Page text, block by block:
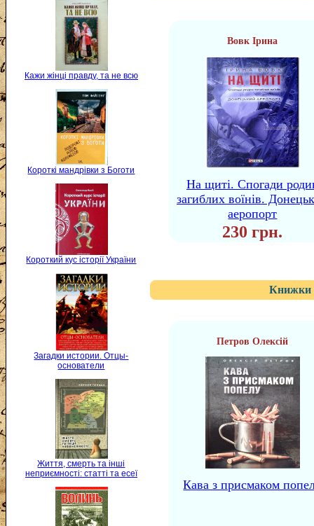
Кажи жінці правду, та не всю
Короткі мандрівки з Боготи
Короткий кус історії України
Загадки истории. Отцы-
основатели
Життя, смерть та інші
неприємності: статті та есеї
Вовк Ірина
На щиті. Спогади
загиблих воїнів.
аеропорт
230 грн.
Книжки
Петров Олексій
Кава з присмаком